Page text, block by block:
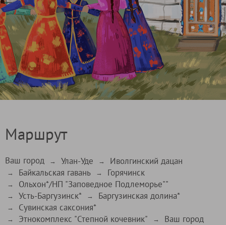
Маршрут
Ваш город → Улан-Уде → Иволгинский дацан
→ Байкальская гавань → Горячинск
→ Ольхон*/НП "Заповедное Подлеморье""
→ Усть-Баргузинск* → Баргузинская долина*
→ Сувинская саксония*
→ Этнокомплекс "Степной кочевник" → Ваш город